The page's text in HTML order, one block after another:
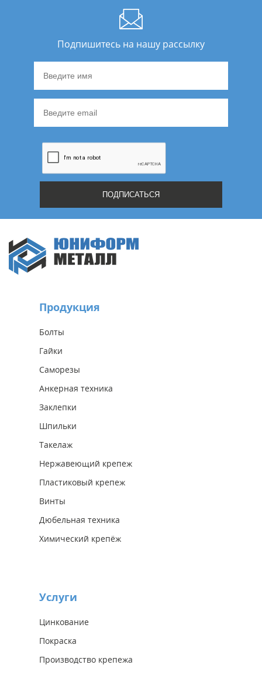
Подпишитесь на нашу рассылку
Продукция
Болты
Гайки
Саморезы
Анкерная техника
Заклепки
Шпильки
Такелаж
Нержавеющий крепеж
Пластиковый крепеж
Винты
Дюбельная техника
Химический крепёж
Услуги
Цинкование
Покраска
Производство крепежа